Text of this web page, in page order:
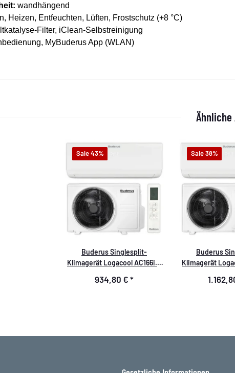
wandhängend
Heizen, Entfeuchten, Lüften, Frostschutz (+8 °C)
Filter, iClean-Selbstreinigung
MyBuderus App (WLAN)
Sale 43%
Buderus Singlesplit-
Klimagerät Logacool AC166i.2
934,80 € *
Sale 38%
Buderus
Klimagerät